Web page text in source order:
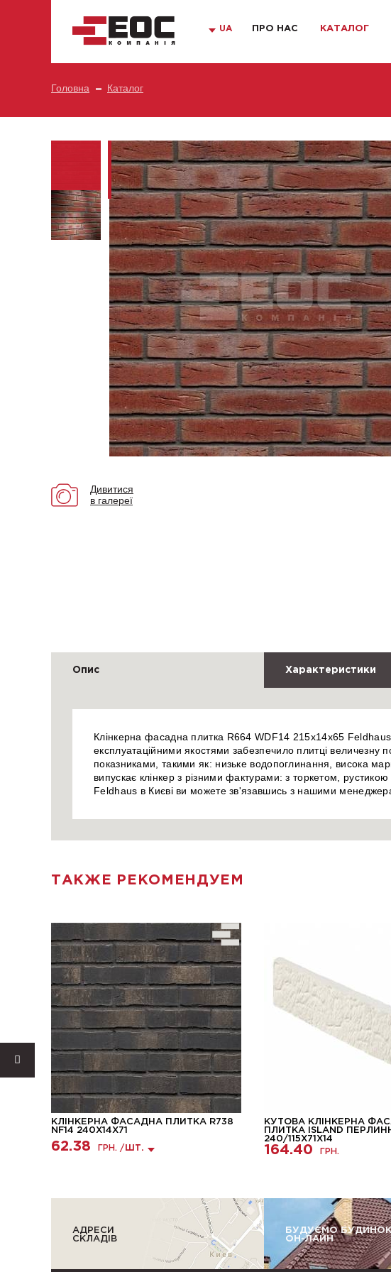
UA ПРО НАС КАТАЛОГ
Головна Каталог
Дивитися
в галереї
Опис Характеристики
Клінкерна фасадна плитка R664 WDF14 215x14x65
експлуатаційними якостями забезпечило плитці
показниками, такими як: низьке водопоглинання, висока
випускає клінкер з різними фактурами: з торкетом,
Feldhaus в Києві ви можете зв'язавшись з нашими
ТАКЖЕ РЕКОМЕНДУЕМ
КЛІНКЕРНА ФАСАДНА ПЛИТКА R738
NF14 240X14X71
62.38 ГРН. / ШТ.
КУТОВА КЛІНКЕРНА
ПЛИТКА ISLAND
240/115Х71Х14
164.40 ГРН.
АДРЕСИ
СКЛАДІВ
БУДУЄМО БУДИНОК
ОН-ЛАЙН